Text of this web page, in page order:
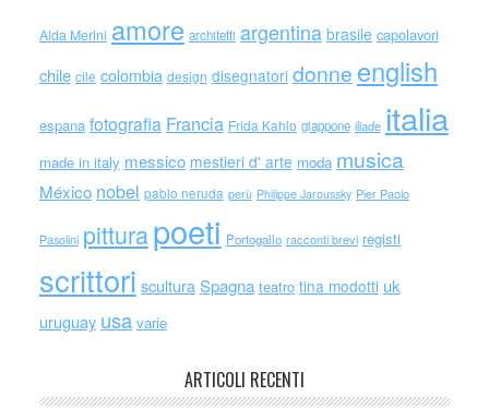
Alda Merini amore architetti argentina brasile capolavori
chile cile colombia design disegnatori donne english
espana fotografia Francia Frida Kahlo giappone iliade italia
made in italy messico mestieri d' arte moda musica
México nobel pablo neruda perù Philippe Jaroussky Pier Paolo
Pasolini pitturapoeti Portogallo racconti brevi registi
scrittori scultura Spagna teatro tina modotti uk
uruguay usa varie
ARTICOLI RECENTI